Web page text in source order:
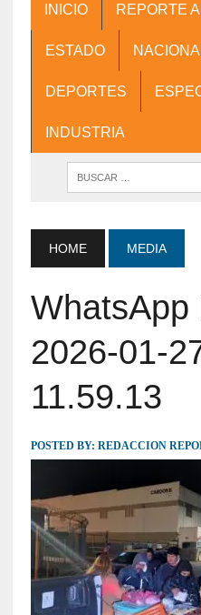
INICIO REPORTE
ESTADO
DEPORTES
INDUSTRIA
HOME MEDIA
WhatsApp
2026-01-
11.59.13
POSTED BY: REDACCION